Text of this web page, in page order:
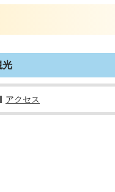
光
アクセス